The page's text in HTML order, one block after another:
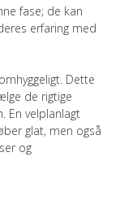
fase; de kan
erfaring med
Dette
de rigtige
En velplanlagt
glat, men også
og